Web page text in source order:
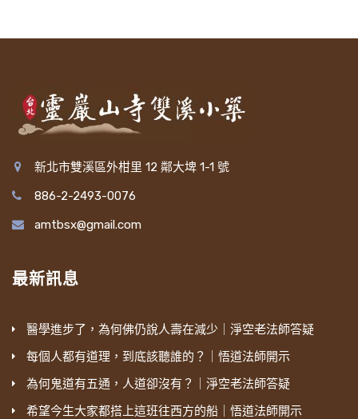
新北市雙溪區外柑里 12 鄰大埤 1-1 號
886-2-2493-0076
amtbsx@gmail.com
最新訊息
醫學進步了，為何佛仍說人壽在減少｜淨空老法師答疑
每個人都有道理，到底該聽誰的？｜悟道法師開示
為何鬼道有五通，人道卻沒有？｜淨空老法師答疑
希望今生大家都搭上這班往西方的船｜悟道法師開示